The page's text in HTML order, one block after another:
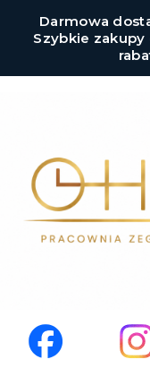
Darmowa
Szybkie zakupy